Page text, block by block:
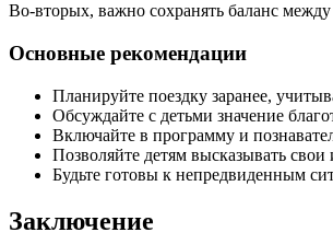
Во-вторых, важно сохранять баланс
Основные рекомендации
Планируйте поездку заранее,
Обсуждайте с детьми значение
Включайте в программу и
Позволяйте детям высказывать
Будьте готовы к непредвиденным
Заключение